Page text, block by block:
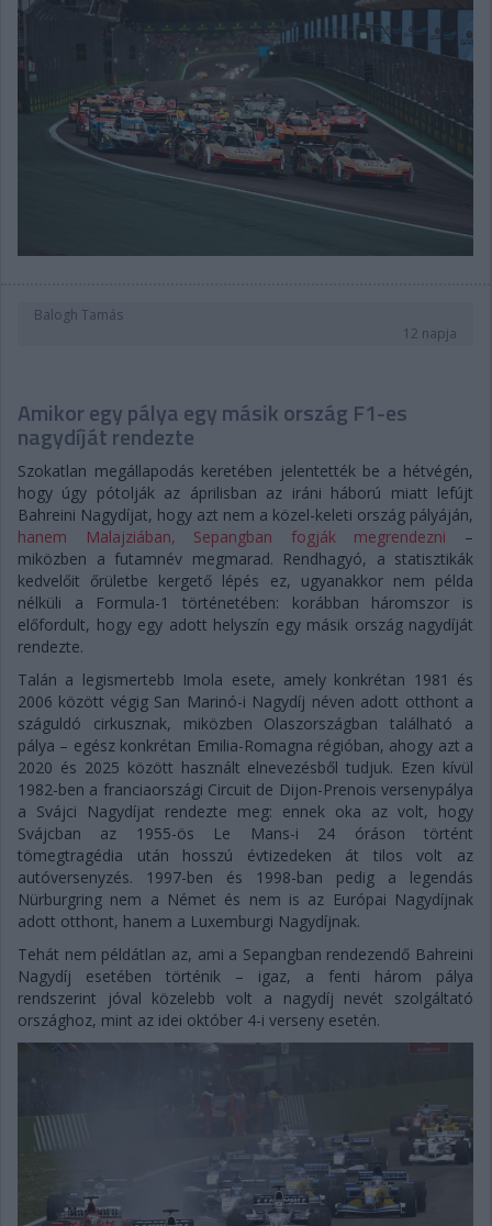
Balogh Tamás
12 napja
Amikor egy pálya egy másik ország F1-es
nagydíját rendezte
Szokatlan megállapodás keretében jelentették be a hétvégén,
hogy úgy pótolják az áprilisban az iráni háború miatt lefújt
Bahreini Nagydíjat, hogy azt nem a közel-keleti ország pályáján,
hanem Malajziában, Sepangban fogják megrendezni –
miközben a futamnév megmarad. Rendhagyó, a statisztikák
kedvelőit őrületbe kergető lépés ez, ugyanakkor nem példa
nélküli a Formula-1 történetében: korábban háromszor is
előfordult, hogy egy adott helyszín egy másik ország nagydíját
rendezte.
Talán a legismertebb Imola esete, amely konkrétan 1981 és
2006 között végig San Marinó-i Nagydíj néven adott otthont a
száguldó cirkusznak, miközben Olaszországban található a
pálya – egész konkrétan Emilia-Romagna régióban, ahogy azt a
2020 és 2025 között használt elnevezésből tudjuk. Ezen kívül
1982-ben a franciaországi Circuit de Dijon-Prenois versenypálya
a Svájci Nagydíjat rendezte meg: ennek oka az volt, hogy
Svájcban az 1955-ös Le Mans-i 24 óráson történt
tömegtragédia után hosszú évtizedeken át tilos volt az
autóversenyzés. 1997-ben és 1998-ban pedig a legendás
Nürburgring nem a Német és nem is az Európai Nagydíjnak
adott otthont, hanem a Luxemburgi Nagydíjnak.
Tehát nem példátlan az, ami a Sepangban rendezendő Bahreini
Nagydíj esetében történik – igaz, a fenti három pálya
rendszerint jóval közelebb volt a nagydíj nevét szolgáltató
országhoz, mint az idei október 4-i verseny esetén.